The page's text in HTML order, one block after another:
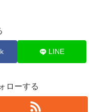
LINE
ローする